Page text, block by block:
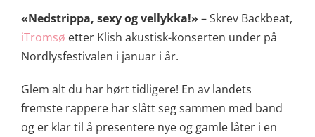
«Nedstrippa, sexy og vellykka!» – Skrev Backbeat,
iTromsø etter Klish akustisk-konserten under på
Nordlysfestivalen i januar i år.
Glem alt du har hørt tidligere! En av landets
fremste rappere har slått seg sammen med band
og er klar til å presentere nye og gamle låter i en